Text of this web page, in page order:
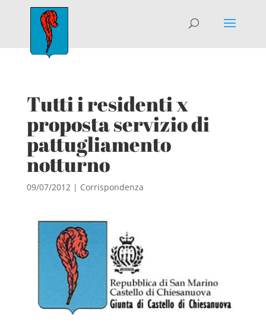
Tutti i residenti x
proposta servizio di
pattugliamento
notturno
09/07/2012| Corrispondenza